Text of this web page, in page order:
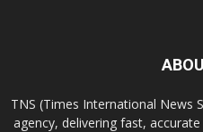
TNS (Times International News
agency, delivering fast,